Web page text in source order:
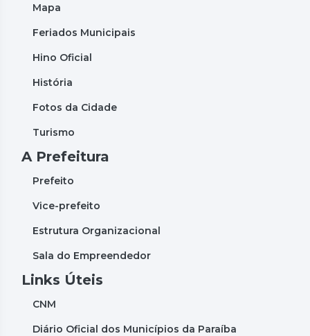
Mapa
Feriados Municipais
Hino Oficial
História
Fotos da Cidade
Turismo
A Prefeitura
Prefeito
Vice-prefeito
Estrutura Organizacional
Sala do Empreendedor
Links Úteis
CNM
Diário Oficial dos Municípios da Paraíba